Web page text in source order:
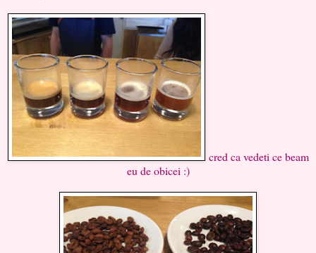
cred ca vedeti ce beam
eu de obicei :)